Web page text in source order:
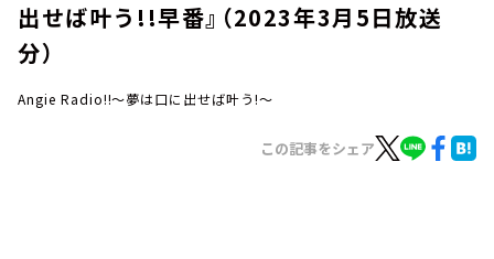
週間番組表
出せば叶う!!早番』（2023年3月5日放送
分）
Angie Radio!!～夢は口に出せば叶う!～
この記事をシェア